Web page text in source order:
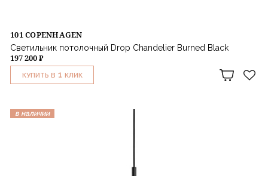
101 COPENHAGEN
Светильник потолочный Drop Chandelier Burned Black
197 200 ₽
КУПИТЬ В 1 КЛИК
в наличии